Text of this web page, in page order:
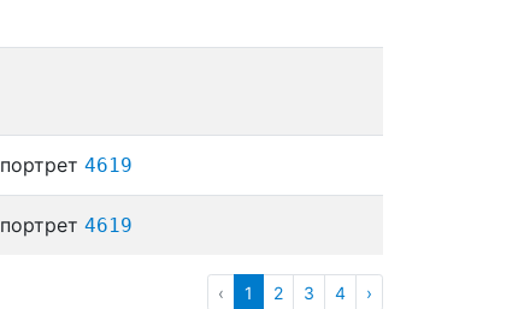
портрет 4619
портрет 4619
‹ 1 2 3 4 ›